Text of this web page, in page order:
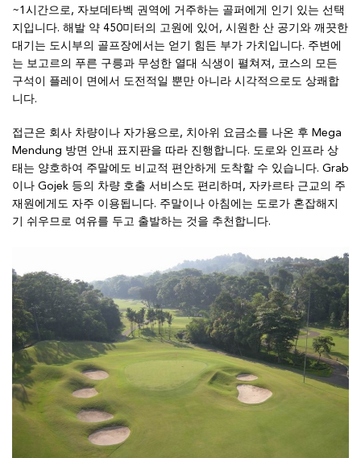
~1시간으로, 자보데타벡 권역에 거주하는 골퍼에게 인기 있는 선택
지입니다. 해발 약 450미터의 고원에 있어, 시원한 산 공기와 깨끗한
대기는 도시부의 골프장에서는 얻기 힘든 부가 가치입니다. 주변에
는 보고르의 푸른 구릉과 무성한 열대 식생이 펼쳐져, 코스의 모든
구석이 플레이 면에서 도전적일 뿐만 아니라 시각적으로도 상쾌합
니다.
접근은 회사 차량이나 자가용으로, 치아위 요금소를 나온 후 Mega
Mendung 방면 안내 표지판을 따라 진행합니다. 도로와 인프라 상
태는 양호하여 주말에도 비교적 편안하게 도착할 수 있습니다. Grab
이나 Gojek 등의 차량 호출 서비스도 편리하며, 자카르타 근교의 주
재원에게도 자주 이용됩니다. 주말이나 아침에는 도로가 혼잡해지
기 쉬우므로 여유를 두고 출발하는 것을 추천합니다.